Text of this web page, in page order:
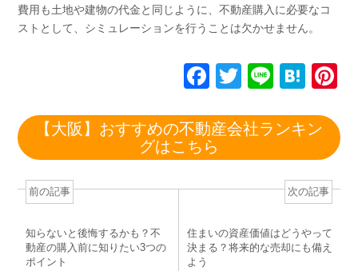
費用も土地や建物の代金と同じように、不動産購入に必要なコ
ストとして、シミュレーションを行うことは欠かせません。
F
c
e
o
k
T
tt
er
Li
e
H
e
n
a
e
【大阪】おすすめの不動産会社ランキン
グはこちら
前の記事
知らないと後悔するかも？不
動産の購入前に知りたい3つの
ポイント
次の記事
住まいの資産価値はどうやって
決まる？将来的な売却にも備え
よう